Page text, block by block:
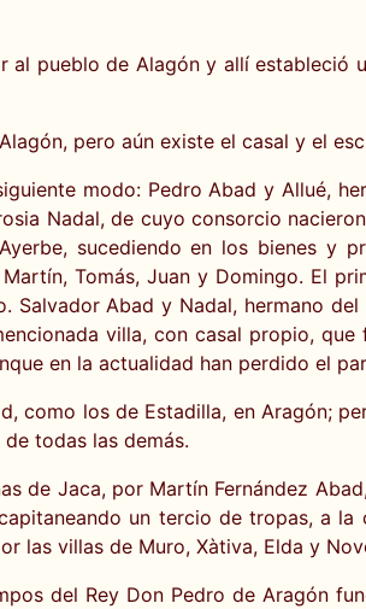
pueblo de Alagón y allí estableció
pero aún existe el casal y el
modo: Pedro Abad y Allué,
Nadal, de cuyo consorcio
sucediendo en los bienes y
Tomás, Juan y Domingo. El
Abad y Nadal, hermano
villa, con casal propio,
en la actualidad han perdido el
como los de Estadilla, en Aragón;
todas las demás.
de Jaca, por Martín Fernández
un tercio de tropas, a
las villas de Muro, Xàtiva, Elda y
del Rey Don Pedro de Aragón